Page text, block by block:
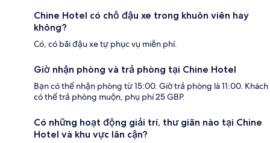
Chine Hotel có chỗ đậu xe trong khuôn viên hay
không?
Có, có bãi đậu xe tự phục vụ miễn phí.
Giờ nhận phòng và trả phòng tại Chine Hotel
Bạn có thể nhận phòng từ 15:00. Giờ trả phòng là 11:00. Khách
có thể trả phòng muộn, phụ phí 25 GBP.
Có những hoạt động giải trí, thư giãn nào tại Chine
Hotel và khu vực lân cận?